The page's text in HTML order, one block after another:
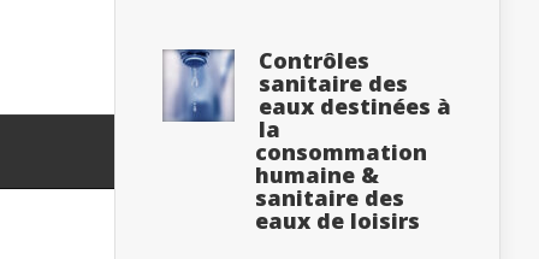
Contrôles
sanitaire des
eaux destinées à
la
consommation
humaine &
sanitaire des
eaux de loisirs